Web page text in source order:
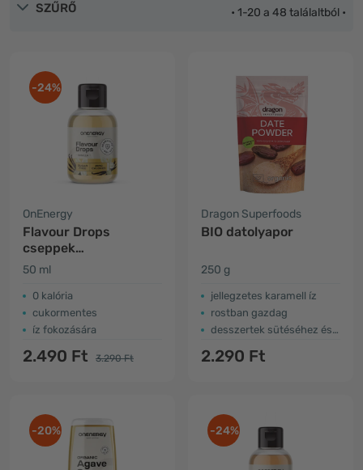
SZŰRŐ • 1-20 a 48 találaltból •
-24%
OnEnergy
Flavour Drops
cseppek
édesítőszerrel –
50 ml
0 kalória
cukormentes
íz fokozására
2.490 Ft 3.290 Ft
Dragon Superfoods
BIO datolyapor
250 g
jellegzetes karamell íz
rostban gazdag
desszertek sütéséhez és édesítéséhez
2.290 Ft
-20% -24%